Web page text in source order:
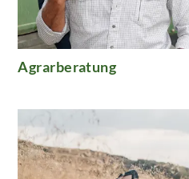
Agrarberatung